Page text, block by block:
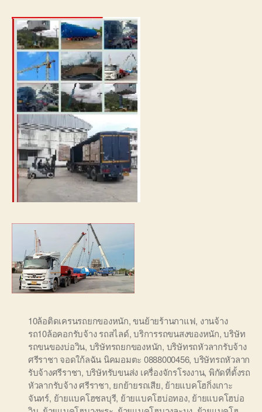
10ล้อติดเครนรถยกของหนัก,ขนย้ายร้านกาแฟ, งานจ้าง
รถ10ล้อคอกรับจ้าง รถสไลด์,บริการรถขนสงของหนัก,บริษัท
รถขนของบ่อวิน, บริษัทรถยกของหนัก, บริษัทรถหัวลากรับจ้าง
ศรีราชา จอดใก้ลฉัน นิคมอมตะ 0888000456, บริษัทรถหัวลาก
รับจ้างศรีราชา, บริษัทรับขนส่ง เครื่องจักรโรงงาน, พิกัดที่ตั้งรถ
หัวลากรับจ้าง ศรีราชา, ยกย้ายรถเสีย, ย้ายแบคโฮกิ่งเกาะ
จันทร์, ย้ายแบคโฮชลบุรี, ย้ายแบคโฮบ่อทอง, ย้ายแบคโฮบ่อ